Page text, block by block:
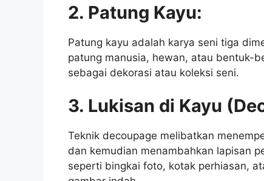
2. Patung Kayu:
Patung kayu adalah karya seni tiga
patung manusia, hewan, atau bentuk-
sebagai dekorasi atau koleksi seni.
3. Lukisan di Kayu
Teknik decoupage melibatkan
dan kemudian menambahkan lapisan
seperti bingkai foto, kotak perhiasan,